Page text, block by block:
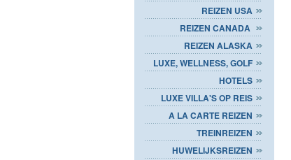
REIZEN USA
REIZEN CANADA
REIZEN ALASKA
LUXE, WELLNESS, GOLF
HOTELS
LUXE VILLA'S OP REIS
A LA CARTE REIZEN
TREINREIZEN
HUWELIJKSREIZEN